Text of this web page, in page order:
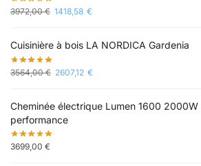
3972,00€ 1418,58 €
Cuisinière à bois LA NORDICA Gardenia
3564,00€ 2607,12 €
Cheminée électrique Lumen 1600 2000W
performance
3699,00 €